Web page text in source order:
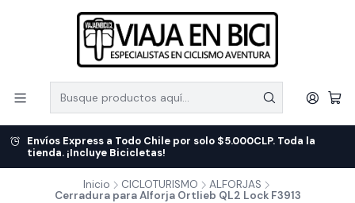
Envíos Express a Todo Chile por solo $5.000CLP. Toda la
tienda. ¡Incluye Bicicletas!
Inicio CICLOTURISMO
ALFORJAS
Cerradura para Alforja Ortlieb QL2 Lock F3913